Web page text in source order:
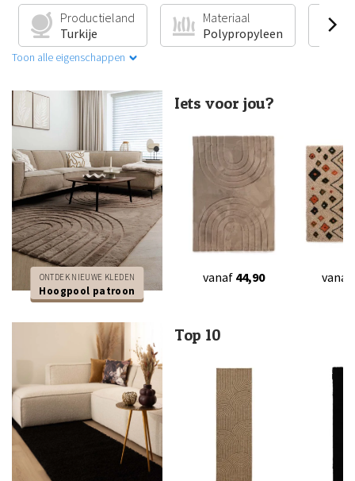
Productieland
Turkije
Materiaal
Polypropyleen
Toon alle eigenschappen
ONTDEK NIEUWE KLEDEN
Hoogpool patroon
Iets voor jou?
vanaf 44,90 vanaf
Top 10